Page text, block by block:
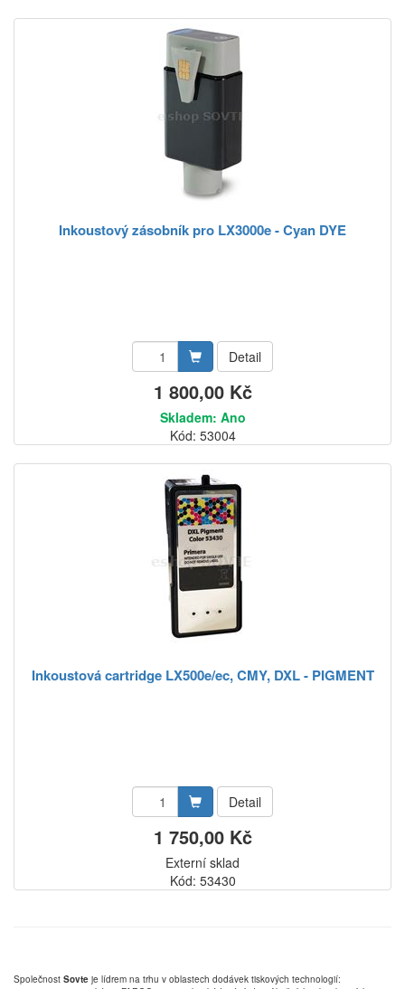
Inkoustový zásobník pro LX3000e - Cyan DYE
Detail
1 800,00 Kč
Skladem: Ano
Kód: 53004
Inkoustová cartridge LX500e/ec, CMY, DXL - PIGMENT
Detail
1 750,00 Kč
Externí sklad
Kód: 53430
Společnost Sovte je lídrem na trhu v oblastech dodávek tiskových technologií: